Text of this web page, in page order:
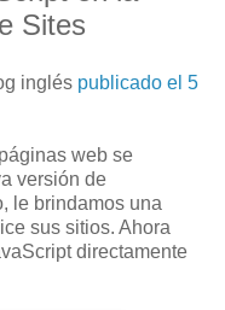
Sites
inglés publicado el 5
web se
versión de
le brindamos una
sus sitios. Ahora
directamente